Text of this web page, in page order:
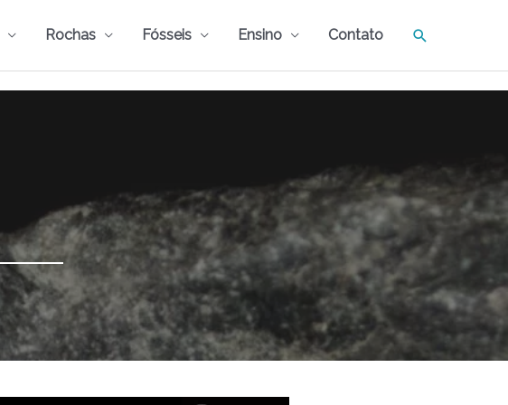
Rochas Fósseis Ensino Contato Pesquisar